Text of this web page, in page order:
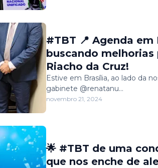
#TBT 📍 Agenda em
buscando melhorias
Riacho da Cruz!
Estive em Brasília, ao lado da
gabinete @renatanu…
novembro 21, 2024
🌟 #TBT de uma
que nos enche de